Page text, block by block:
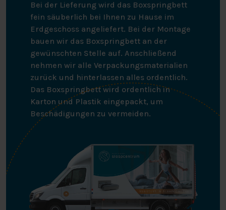
Bei der Lieferung wird das Boxspringbett
fein säuberlich bei Ihnen zu Hause im
Erdgeschoss angeliefert. Bei der Montage
bauen wir das Boxspringbett an der
gewünschten Stelle auf. Anschließend
nehmen wir alle Verpackungsmaterialien
zurück und hinterlassen alles ordentlich.
Das Boxspringbett wird ordentlich in
Karton und Plastik eingepackt, um
Beschädigungen zu vermeiden.